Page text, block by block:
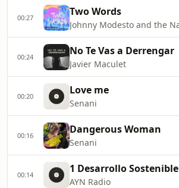
00:27 Two Words
00:24 No Te Vas a Derrengar
Javier Maculet
00:20 Love me
Senani
00:16 Dangerous Woman
Senani
00:14 1 Desarrollo Sostenible
AYN Radio